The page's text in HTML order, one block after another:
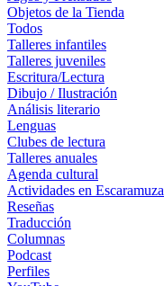
Objetos de la Tienda
Todos
Talleres infantiles
Talleres juveniles
Escritura/Lectura
Dibujo / Ilustración
Análisis literario
Lenguas
Clubes de lectura
Talleres anuales
Agenda cultural
Actividades en Escaramuza
Reseñas
Traducción
Columnas
Podcast
Perfiles